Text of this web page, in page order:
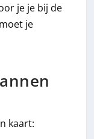
je je bij de
je
kaart: